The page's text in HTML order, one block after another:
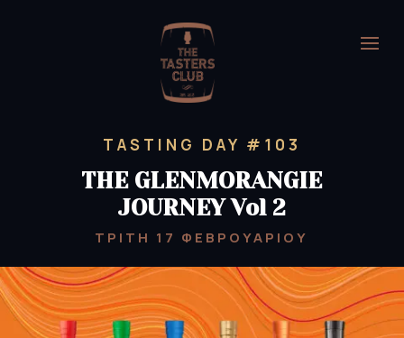
TASTING DAY #103
THE GLENMORANGIE
JOURNEY Vol 2
ΤΡΙΤΗ 17 ΦΕΒΡΟΥΑΡΙΟΥ